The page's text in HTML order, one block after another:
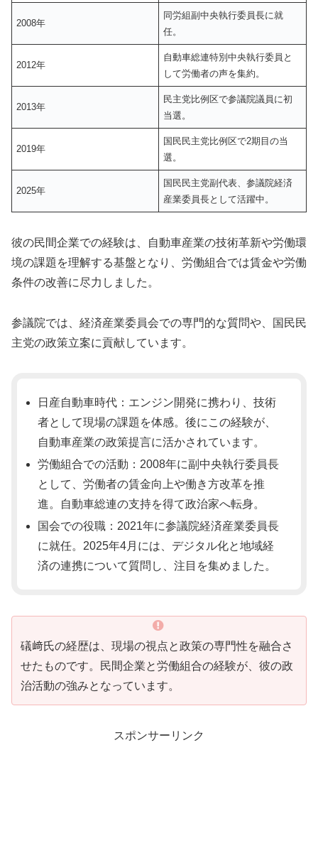
2008年
同労組副中央執行委員長に就
任。
2012年
自動車総連特別中央執行委員と
して労働者の声を集約。
2013年
民主党比例区で参議院議員に初
当選。
2019年
国民民主党比例区で2期目の当
選。
2025年
国民民主党副代表、参議院経済
産業委員長として活躍中。
彼の民間企業での経験は、自動車産業の技術革新や労働環
境の課題を理解する基盤となり、労働組合では賃金や労働
条件の改善に尽力しました。
参議院では、経済産業委員会での専門的な質問や、国民民
主党の政策立案に貢献しています。
日産自動車時代：エンジン開発に携わり、技術
者として現場の課題を体感。後にこの経験が、
自動車産業の政策提言に活かされています。
労働組合での活動：2008年に副中央執行委員長
として、労働者の賃金向上や働き方改革を推
進。自動車総連の支持を得て政治家へ転身。
国会での役職：2021年に参議院経済産業委員長
に就任。2025年4月には、デジタル化と地域経
済の連携について質問し、注目を集めました。
礒﨑氏の経歴は、現場の視点と政策の専門性を融合さ
せたものです。民間企業と労働組合の経験が、彼の政
治活動の強みとなっています。
スポンサーリンク